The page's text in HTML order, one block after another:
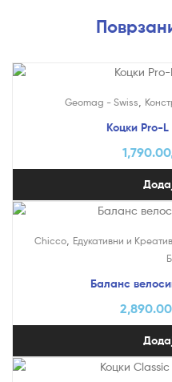
Geomag - Swiss
Коцки Pro-
1,790.00
Chicco, Едукативни и
Баланс
2,890.00